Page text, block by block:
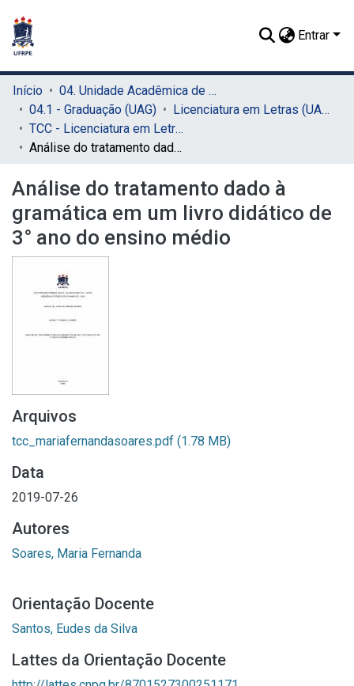
Entrar
Início
04. Unidade Acadêmica de Garanhuns (UAG)
04.1 - Graduação (UAG)
Licenciatura em Letras (UAG)
TCC - Licenciatura em Letras (UAG)
Análise do tratamento dado à gramática em um livro didático de 3° ano do ensino médio
Análise do tratamento dado à
gramática em um livro didático de
3° ano do ensino médio
Arquivos
tcc_mariafernandasoares.pdf (1.78 MB)
Data
2019-07-26
Autores
Soares, Maria Fernanda
Orientação Docente
Santos, Eudes da Silva
Lattes da Orientação Docente